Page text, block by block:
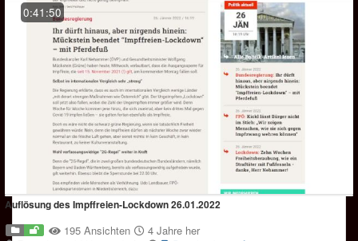
0:41:50
Auflösung des Impffreien-Lockdown 26.01.2022
195 Ansichten
4 Jahre her